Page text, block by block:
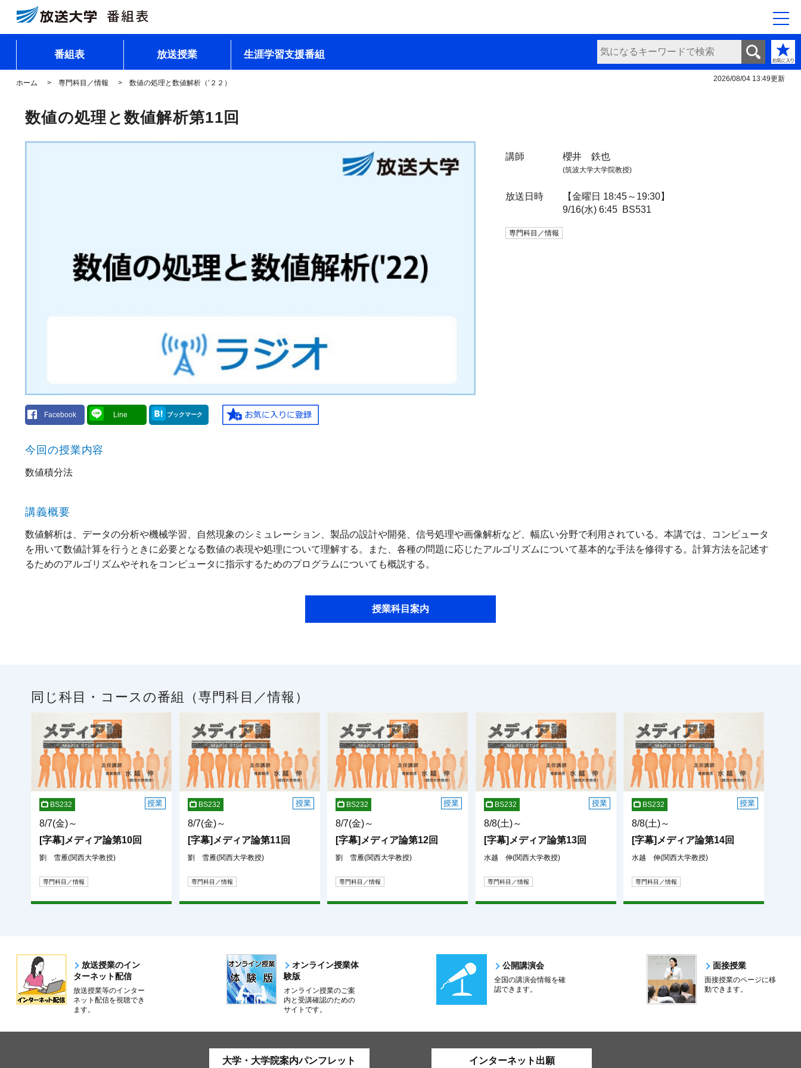
番組表 放送授業 生涯学習支援番組
2026/08/04 13:49更新
ホーム 専門科目／情報 数値の処理と数値解析（’２２）
数値の処理と数値解析第11回
講師 櫻井 鉄也
(筑波大学大学院教授)
放送日時
【金曜日 18:45～19:30】
9/16(水) 6:45 BS531
専門科目／情報
Facebook Line ブックマーク
今回の授業内容
数値積分法
講義概要
数値解析は、データの分析や機械学習、自然現象のシミュレーション、製品の設計や開発、信号処理や画像解析など、幅広い分野で利用されている。本講では、コンピュータ
を用いて数値計算を行うときに必要となる数値の表現や処理について理解する。また、各種の問題に応じたアルゴリズムについて基本的な手法を修得する。計算方法を記述す
るためのアルゴリズムやそれをコンピュータに指示するためのプログラムについても概説する。
授業科目案内
同じ科目・コースの番組（専門科目／情報）
BS232 授業
8/7(金)～
[字幕]メディア論第10回
劉 雪雁(関西大学教授)
専門科目／情報
BS232 授業
8/7(金)～
[字幕]メディア論第11回
劉 雪雁(関西大学教授)
専門科目／情報
BS232 授業
8/7(金)～
[字幕]メディア論第12回
劉 雪雁(関西大学教授)
専門科目／情報
BS232 授業
8/8(土)～
[字幕]メディア論第13回
水越 伸(関西大学教授)
専門科目／情報
BS232 授業
8/8(土)～
[字幕]メディア論第14回
水越 伸(関西大学教授)
専門科目／情報
放送授業のイン
ターネット配信
放送授業等のインター
ネット配信を視聴でき
ます。
オンライン授業体
験版
オンライン授業のご案
内と受講確認のための
サイトです。
公開講演会
全国の講演会情報を確
認できます。
面接授業
面接授業のページに移
動できます。
大学・大学院案内パンフレット インターネット出願